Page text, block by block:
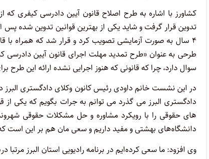
تدوین قرار گرفت و شاید یکی از بهترین قوانین تدوین شده پس
سوال دارد، چرا که قانونی که هنوز اجرایی نشده ارائه این طرح
در این نشست خانم داودی رئیس کانون وکلای دادگستری البرز
دادگستری البرز می گذرد می توانم به جرات بگویم که یکی
های حقوقی را با رویکرد مشاوره و حل مشکلات حقوقی
دانشگاه‌های بهشتی و مفید داریم و سعی مان هم بر این است که
وی افزود: ما سعی کرده‌ایم در برنامه رادیویی استان البرز